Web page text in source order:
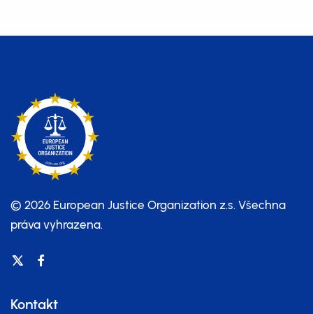
© 2026 European Justice Organization z.s. Všechna
práva vyhrazena.
Kontakt